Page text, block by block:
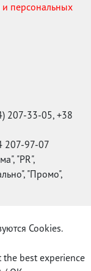
персональных
207-33-05, +38
207-97-07
"PR",
"Промо",
Cookies.
the best experience